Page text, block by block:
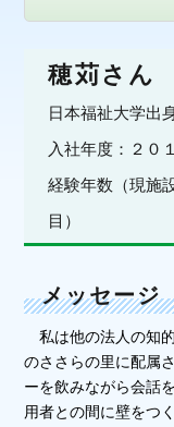
穂苅さん
日本福祉大学出
入社年度：２０
経験年数（現施
目）
メッセージ
私は他の法人の知
のささらの里に配属
ーを飲みながら会話
用者との間に壁をつ